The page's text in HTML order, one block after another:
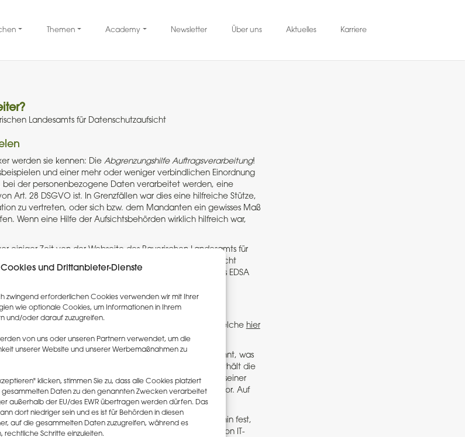
Cookies und Drittanbieter-Dienste
zwingend erforderlichen Cookies verwenden wir mit Ihrer
wie optionale Cookies, um Informationen in Ihrem
und/oder darauf zuzugreifen.
von uns oder unseren Partnern verwendet, um die
unserer Website und unserer Werbemaßnahmen zu
klicken, stimmen Sie zu, dass alle Cookies platziert
gesammelten Daten zu den genannten Zwecken verarbeitet
außerhalb der EU/des EWR übertragen werden dürfen. Das
dort niedriger sein und es ist für Behörden in diesen
auf die gesammelten Daten zuzugreifen, während es
rechtliche Schritte einzuleiten.
Themen Academy Newsletter Über uns Aktuelles Karriere
Landesamts für Datenschutzaufsicht
werden sie kennen: Die Abgrenzungshilfe Auftragsverarbeitung!
und einer mehr oder weniger verbindlichen Einordnung
bei der personenbezogene Daten verarbeitet werden, eine
Art. 28 DSGVO ist. In Grenzfällen war dies eine hilfreiche Stütze,
zu vertreten, oder sich bzw. dem Mandanten ein gewisses Maß
Wenn eine Hilfe der Aufsichtsbehörden wirklich hilfreich war,
einiger Zeit von der Webseite des Bayerischen Landesamts für
genommen und Rechtsanwender musste, so sie dieses nicht
oder die deutlich unkonkretere Hilfestellung des EDSA
eine neue Version dieses Klassikers zur Verfügung, welche hier
unserer Sicht sehr erfreulich.
Behörde nun nicht mehr so konkret aus dem Fenster lehnt, was
und Auftragsverarbeiter angeht. Vielmehr enthält die
derer sich der Rat suchende Rechtsanwender bei seiner
kann. Hilfreich, aber halt auch aufwendiger als zuvor. Auf
mehr Raum für eigene Auslegung.
sind weiterhin vorhanden. So legt sich das LDA weiterhin fest,
eines IT-Dienstleisters mit dem allgemeinen Support von IT-